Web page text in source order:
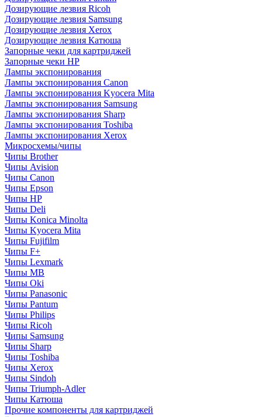
Дозирующие лезвия Ricoh
Дозирующие лезвия Samsung
Дозирующие лезвия Xerox
Дозирующие лезвия Катюша
Запорные чеки для картриджей
Запорные чеки HP
Лампы экспонирования
Лампы экспонирования Canon
Лампы экспонирования Kyocera Mita
Лампы экспонирования Samsung
Лампы экспонирования Sharp
Лампы экспонирования Toshiba
Лампы экспонирования Xerox
Микросхемы/чипы
Чипы Brother
Чипы Avision
Чипы Canon
Чипы Epson
Чипы HP
Чипы Deli
Чипы Konica Minolta
Чипы Kyocera Mita
Чипы Fujifilm
Чипы F+
Чипы Lexmark
Чипы MB
Чипы Oki
Чипы Panasonic
Чипы Pantum
Чипы Philips
Чипы Ricoh
Чипы Samsung
Чипы Sharp
Чипы Toshiba
Чипы Xerox
Чипы Sindoh
Чипы Triumph-Adler
Чипы Катюша
Прочие компоненты для картриджей